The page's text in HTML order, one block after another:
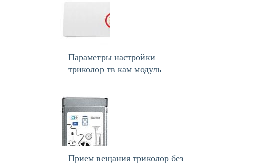
Параметры настройки
триколор тв кам модуль
Прием вещания триколор без